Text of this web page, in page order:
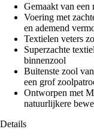
Gemaakt van
Voering met
en ademend
Textielen veters
Superzachte
binnenzool
Buitenste zool
een grof
Ontworpen met
natuurlijkere
Details